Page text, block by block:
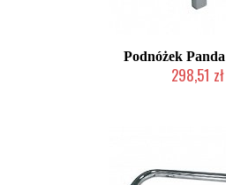
Podnóżek
298,51 zł